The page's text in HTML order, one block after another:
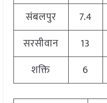
संबलपुर
7.4
सरसीवान
13
शक्ति
6